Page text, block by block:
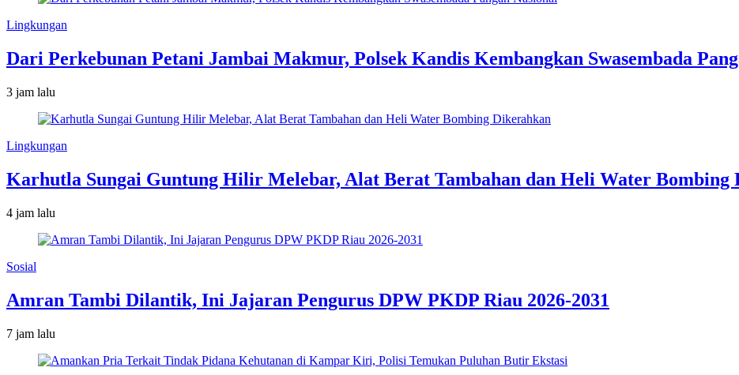
Lingkungan
Dari Perkebunan Petani Jambai Makmur, Polsek Kandis Kembangkan Swasembada
3 jam lalu
Lingkungan
Karhutla Sungai Guntung Hilir Melebar, Alat Berat Tambahan dan Heli Water Bombing
4 jam lalu
Sosial
Amran Tambi Dilantik, Ini Jajaran Pengurus DPW PKDP Riau 2026-2031
7 jam lalu